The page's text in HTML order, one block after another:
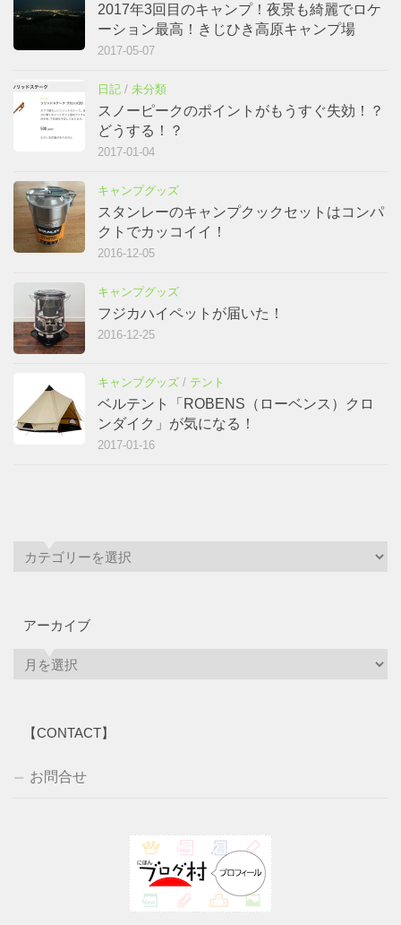
2017年3回目のキャンプ！夜景も綺麗でロケ
ーション最高！きじひき高原キャンプ場
2017-05-07
日記 / 未分類
スノーピークのポイントがもうすぐ失効！？
どうする！？
2017-01-04
キャンプグッズ
スタンレーのキャンプクックセットはコンパ
クトでカッコイイ！
2016-12-05
キャンプグッズ
フジカハイペットが届いた！
2016-12-25
キャンプグッズ / テント
ベルテント「ROBENS（ローベンス）クロ
ンダイク」が気になる！
2017-01-16
アーカイブ
【CONTACT】
お問合せ